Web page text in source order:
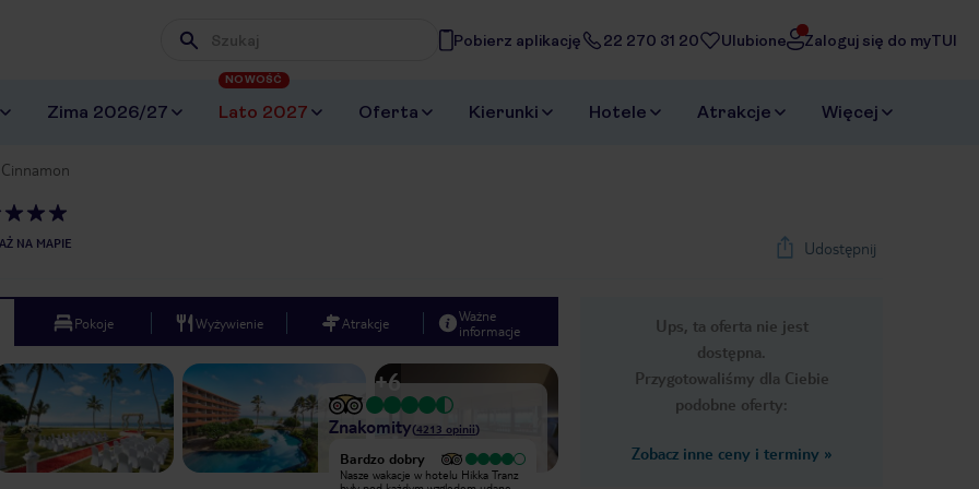
Wpisz frazę, której szukasz
Pobierz aplikację 22 270 31 20 Ulubione Zaloguj się do myTUI
Zima 2026/27 Lato 2027
NOWOŚĆ
Oferta Kierunki Hotele Atrakcje Więcej
NA MAPIE Udostępnij
Ups, ta oferta nie jest
dostępna.
Przygotowaliśmy dla Ciebie
podobne oferty:
Zobacz inne ceny i terminy »
Pokoje Wyżywienie Atrakcje
Ważne
informacje
Next slide
1/12
+6
Znakomity(4213 opinii)
Wyjątkowy
Byliśmy w tym hotelu w kwietniu br z
Bardzo dobry
Nasze wakacje w hotelu Hikka Tranz
Wyjątkowy